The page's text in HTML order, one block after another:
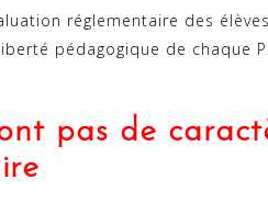
réglementaire des élèves
pédagogique de chaque
pas de